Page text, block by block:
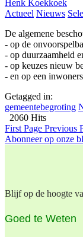
Henk Koekkoek
Actueel Nieuws
De algemene
- op de
- op duurzaamheid
- op keuzes nieuw
- en op een
Getagged in:
gemeentebegroting
2060 Hits
First Page Previous
Abonneer op onze
Blijf op de hoogte
Goed te Weten